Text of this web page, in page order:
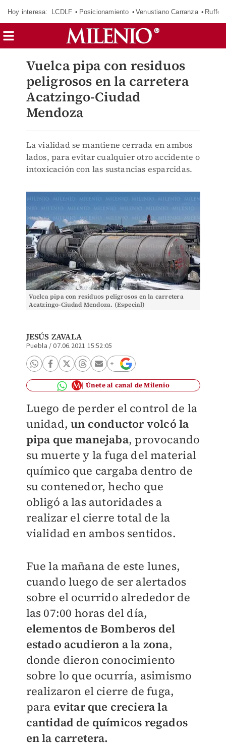
Hoy interesa: LCDLF Posicionamiento Venustiano Carranza Ruffo
Vuelca pipa con residuos
peligrosos en la carretera
Acatzingo-Ciudad
Mendoza
La vialidad se mantiene cerrada en ambos
lados, para evitar cualquier otro accidente o
intoxicación con las sustancias esparcidas.
Vuelca pipa con residuos peligrosos en la carretera
Acatzingo-Ciudad Mendoza. (Especial)
JESÚS ZAVALA
Puebla /07.06.2021 15:52:05
Únete al canal de Milenio
Luego de perder el control de la
unidad,un conductor volcó la
pipa que manejaba, provocando
su muerte y la fuga del material
químico que cargaba dentro de
su contenedor, hecho que
obligó a las autoridades a
realizar el cierre total de la
vialidad en ambos sentidos.
Fue la mañana de este lunes,
cuando luego de ser alertados
sobre el ocurrido alrededor de
las 07:00 horas del día,
elementos de Bomberos del
estado acudieron a la zona,
donde dieron conocimiento
sobre lo que ocurría, asimismo
realizaron el cierre de fuga,
para evitar que creciera la
cantidad de químicos regados
en la carretera.